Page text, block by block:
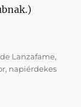
Lanzafame,
, napiérdekes